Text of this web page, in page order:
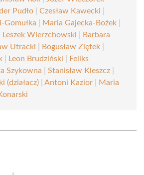
Pudło Czesław Kawecki
Gomułka
Maria Gajecka-Bożek
Leszek Wierzchowski
Barbara
Utracki Bogusław Ziętek
Leon Brudziński
Feliks
Szykowna Stanisław Kleszcz
(działacz)
Antoni Kazior
Maria